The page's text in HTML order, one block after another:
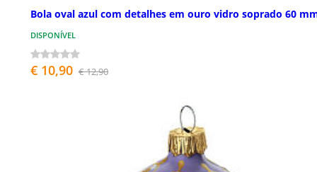
Bola oval azul com detalhes em ouro vidro soprado 60
DISPONÍVEL
€ 10,90 € 12,90